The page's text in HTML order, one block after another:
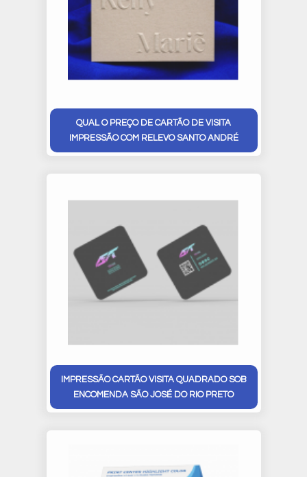
QUAL O PREÇO DE CARTÃO DE VISITA
IMPRESSÃO COM RELEVO SANTO ANDRÉ
IMPRESSÃO CARTÃO VISITA QUADRADO SOB
ENCOMENDA SÃO JOSÉ DO RIO PRETO